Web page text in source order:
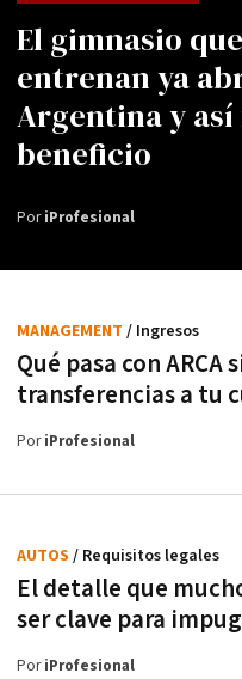
El gimnasio
entrenan ya
Argentina y
beneficio
PoriProfesional
Qué pasa con ARCA
transferencias a tu
MANAGEMENT / Ingresos
PoriProfesional
El detalle que
ser clave para
AUTOS / Requisitos legales
PoriProfesional